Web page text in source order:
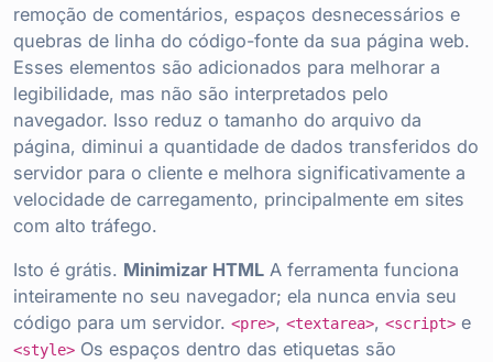
remoção de comentários, espaços desnecessários e
quebras de linha do código-fonte da sua página web.
Esses elementos são adicionados para melhorar a
legibilidade, mas não são interpretados pelo
navegador. Isso reduz o tamanho do arquivo da
página, diminui a quantidade de dados transferidos do
servidor para o cliente e melhora significativamente a
velocidade de carregamento, principalmente em sites
com alto tráfego.
Isto é grátis. Minimizar HTML A ferramenta funciona
inteiramente no seu navegador; ela nunca envia seu
código para um servidor. <pre>, <textarea>, <script> e
<style> Os espaços dentro das etiquetas são